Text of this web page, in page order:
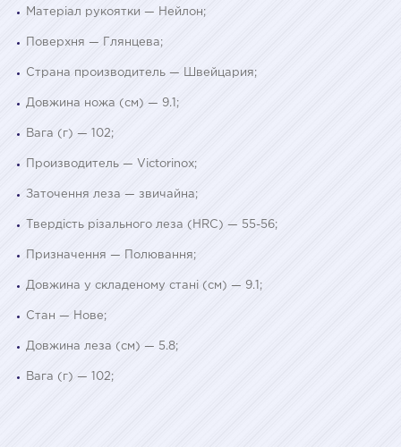
Матеріал рукоятки — Нейлон;
Поверхня — Глянцева;
Страна производитель — Швейцария;
Довжина ножа (см) — 9.1;
Вага (г) — 102;
Производитель — Victorinox;
Заточення леза — звичайна;
Твердість різального леза (HRC) — 55-56;
Призначення — Полювання;
Довжина у складеному стані (см) — 9.1;
Стан — Нове;
Довжина леза (см) — 5.8;
Вага (г) — 102;